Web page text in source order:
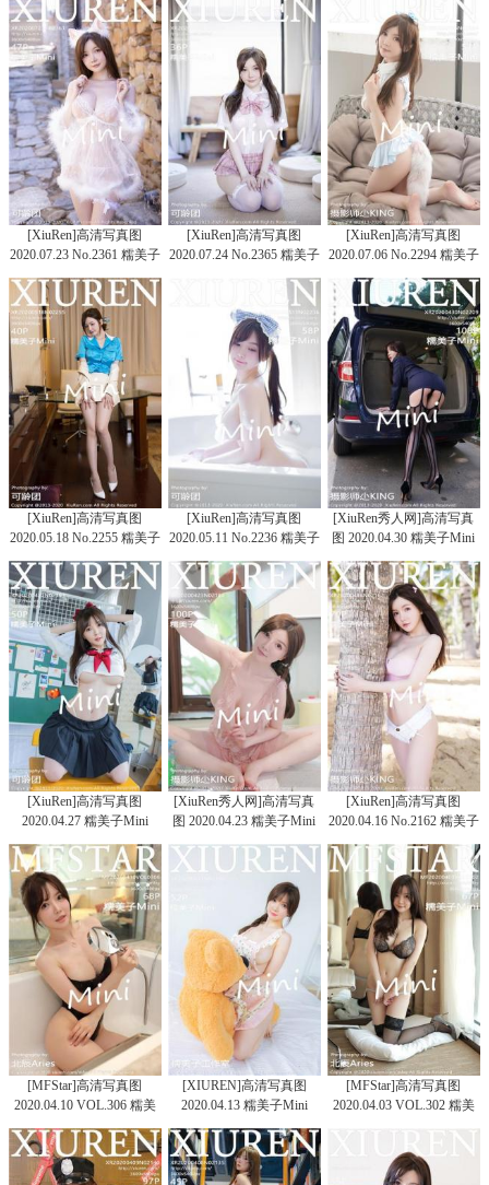
[XiuRen]高清写真图
2020.07.23 No.2361 糯美子
[XiuRen]高清写真图
2020.07.24 No.2365 糯美子
[XiuRen]高清写真图
2020.07.06 No.2294 糯美子
[XiuRen]高清写真图
2020.05.18 No.2255 糯美子
Mini
[XiuRen]高清写真图
2020.05.11 No.2236 糯美子
Mini
[XiuRen秀人网]高清写真
图 2020.04.30 糯美子Mini
[XiuRen]高清写真图
2020.04.27 糯美子Mini
[XiuRen秀人网]高清写真
图 2020.04.23 糯美子Mini
[XiuRen]高清写真图
2020.04.16 No.2162 糯美子
Mini
[MFStar]高清写真图
2020.04.10 VOL.306 糯美
子Mini
[XIUREN]高清写真图
2020.04.13 糯美子Mini
[MFStar]高清写真图
2020.04.03 VOL.302 糯美